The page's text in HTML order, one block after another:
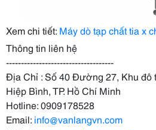
Xem chi tiết: Máy dò tạp chất tia x
Thông tin liên hệ
------------------------------------
Địa Chỉ : Số 40 Đường 27, Khu đô
Hiệp Bình, TP. Hồ Chí Minh
Hotline: 0909178528
Email: info@vanlangvn.com